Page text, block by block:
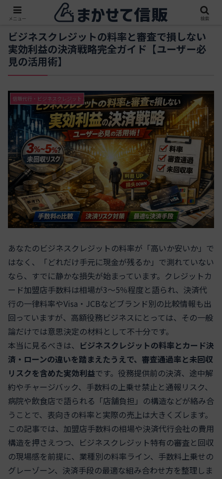
ビジネスクレジットの料率と審査で損しない
実効利益の決済戦略完全ガイド【ユーザー必
見の活用術】
信販代行・ビジネスクレジット
あなたのビジネスクレジットの料率が「高いか安いか」で
はなく、「どれだけ手元に現金が残るか」で測れていない
なら、すでに静かな損失が始まっています。クレジットカ
ード加盟店手数料は相場が3〜5％程度と語られ、決済代
行の一律料率やVisa・JCBなどブランド別の比較情報も出
回っていますが、高額役務ビジネスにとっては、その一般
論だけでは意思決定の材料として不十分です。
本当に見るべきは、
ビジネスクレジットの料率とカード決
済・ローンの違いを踏まえたうえで、審査通過率と未回収
リスクを含めた実効利益です。役務提供前の決済、途中解
約やチャージバック、手数料の上乗せ禁止と通報リスク、
病院や飲食店で語られる「店舗負担」の構造などが絡み合
うことで、表向きの料率と実際の売上は大きくズレます。
この記事では、加盟店手数料の相場や決済代行会社の費用
構造を押さえつつ、ビジネスクレジット特有の審査と回収
の現場感を前提に、業種別の料率ライン、手数料上乗せの
グレーゾーン、決済手段の最適な組み合わせ方を整理しま
メニュー 検索